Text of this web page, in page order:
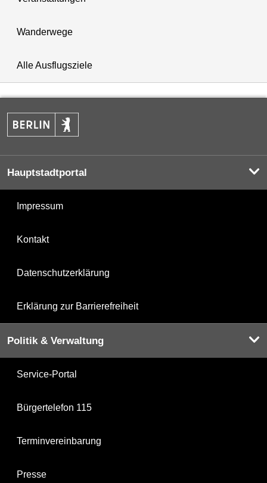
Wanderwege
Alle Ausflugsziele
Hauptstadtportal
Impressum
Kontakt
Datenschutzerklärung
Erklärung zur Barrierefreiheit
Politik & Verwaltung
Service-Portal
Bürgertelefon 115
Terminvereinbarung
Presse